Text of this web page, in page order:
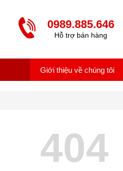
0989.885.646
Hỗ trợ bán hàng
Giới thiệu về chúng tôi
404